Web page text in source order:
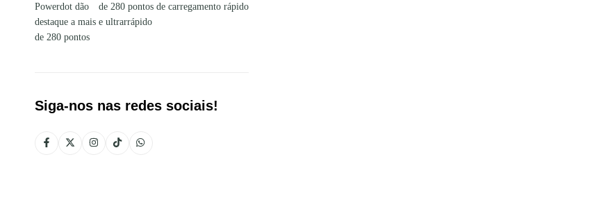
de 280 pontos de carregamento rápido
e ultrarrápido
Siga-nos nas redes sociais!